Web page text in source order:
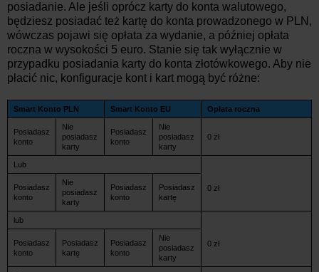
posiadanie. Ale jeśli oprócz karty do konta walutowego,
będziesz posiadać też kartę do konta prowadzonego w PLN,
wówczas pojawi się opłata za wydanie, a później opłata
roczna w wysokości 5 euro. Stanie się tak wyłącznie w
przypadku posiadania karty do konta złotówkowego. Aby nie
płacić nic, konfiguracje kont i kart mogą być różne:
Smart Konto PLN Smart Konto EU Opłata roczna
Posiadasz
konto
Nie
posiadasz
karty
Posiadasz
konto
Nie
posiadasz
karty
0 zł
Lub
0 zł
Posiadasz
konto
Nie
posiadasz
karty
Posiadasz
konto
Posiadasz
kartę
lub
0 zł
Posiadasz
konto
Posiadasz
kartę
Posiadasz
konto
Nie
posiadasz
karty